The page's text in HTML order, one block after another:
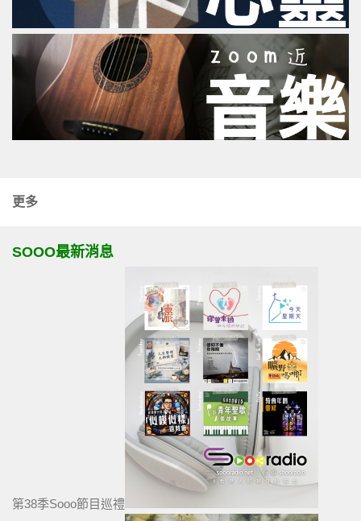
更多
SOOO最新消息
第38季Sooo節目巡禮